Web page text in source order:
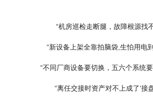
“机房巡检走断腿，故障根源找
“新设备上架全靠拍脑袋,生怕用电到
“不同厂商设备要切换，五六个系统
“离任交接时资产对不上成了‘接